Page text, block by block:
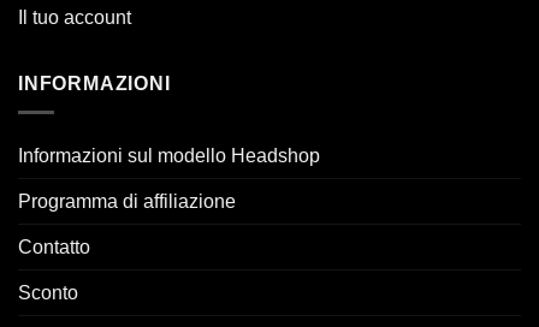
Il tuo account
INFORMAZIONI
Informazioni sul modello Headshop
Programma di affiliazione
Contatto
Sconto